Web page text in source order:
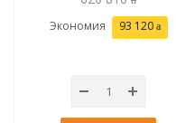
Экономия 93 120